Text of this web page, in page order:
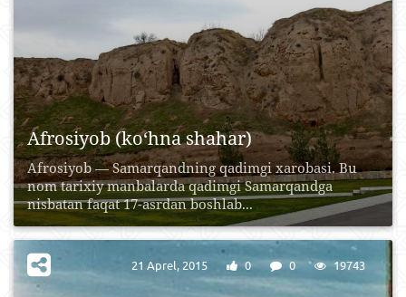
Afrosiyob (ko‘hna shahar)
Afrosiyob — Samarqandning qadimgi xarobasi. Bu
nom tarixiy manbalarda qadimgi Samarqandga
nisbatan faqat 17-asrdan boshlab...
21 Aprel, 2015 0 0 19743